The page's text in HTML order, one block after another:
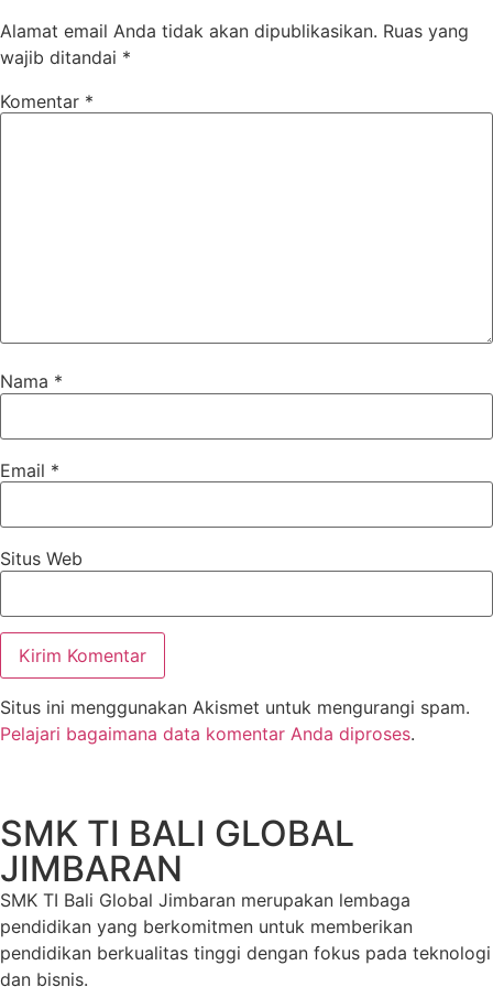
Alamat email Anda tidak akan dipublikasikan. Ruas yang
wajib ditandai *
Komentar *
Nama *
Email *
Situs Web
Situs ini menggunakan Akismet untuk mengurangi spam.
Pelajari bagaimana data komentar Anda diproses.
SMK TI BALI GLOBAL
JIMBARAN
SMK TI Bali Global Jimbaran merupakan lembaga
pendidikan yang berkomitmen untuk memberikan
pendidikan berkualitas tinggi dengan fokus pada teknologi
dan bisnis.